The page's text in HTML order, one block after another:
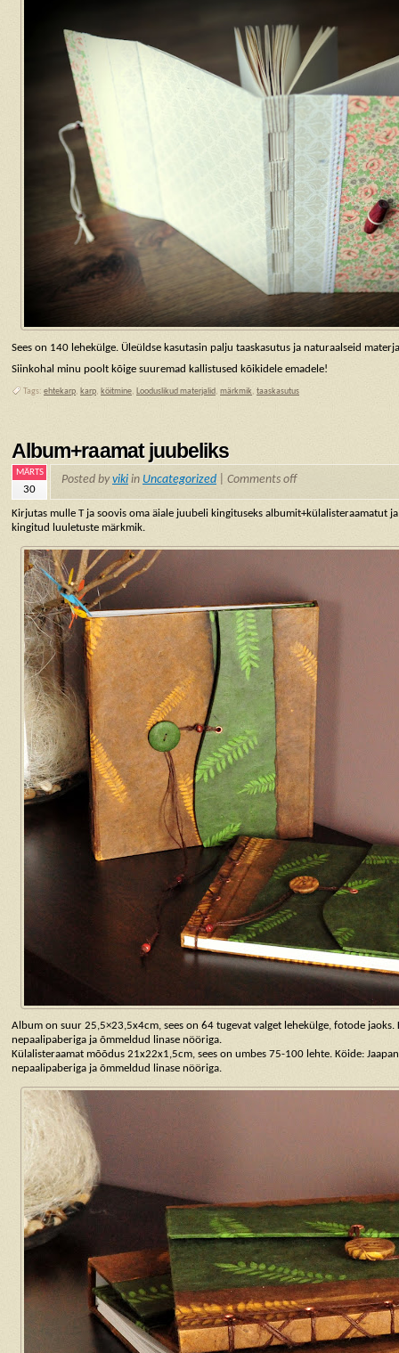
Sees on 140 lehekülge. Üleüldse kasutasin palju taaskasutus ja naturaalseid
Siinkohal minu poolt kõige suuremad kallistused kõikidele emadele!
Tags: ehtekarp, karp, köitmine, Looduslikud materjalid, märkmik, taaskasutus
Album+raamat juubeliks
MÄRTS
30
Posted byviki in Uncategorized Comments off
Kirjutas mulle T ja soovis oma äiale juubeli kingituseks albumit+külalisteraamatut
kingitud luuletuste märkmik.
Album on suur 25,5×23,5x4cm, sees on 64 tugevat valget lehekülge, fotode jaoks.
nepaalipaberiga ja õmmeldud linase nööriga.
Külalisteraamat mõõdus 21x22x1,5cm, sees on umbes 75-100 lehte. Köide:
nepaalipaberiga ja õmmeldud linase nööriga.